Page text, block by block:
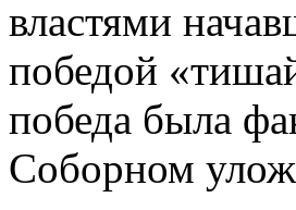
властями
победой
победа была
Соборном